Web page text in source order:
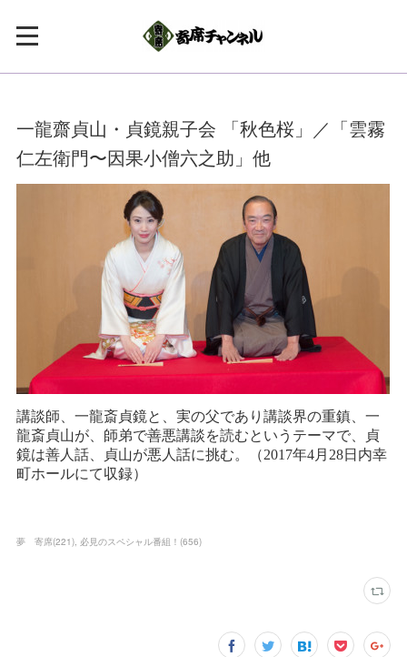
一龍齋貞山・貞鏡親子会 「秋色桜」／「雲霧
仁左衛門〜因果小僧六之助」他
夢 寄席(221) 必見のスペシャル番組！ (656)